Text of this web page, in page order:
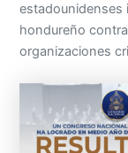
estadounidenses
hondureño
organizaciones